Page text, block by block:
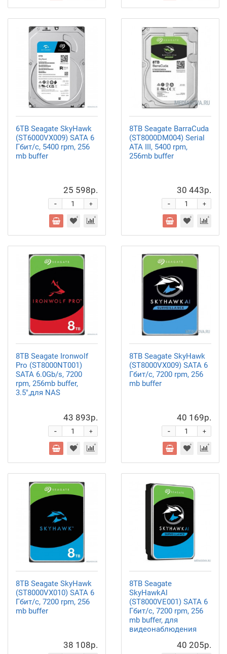
6TB Seagate SkyHawk
(ST6000VX009) SATA 6
Гбит/с, 5400 rpm, 256
mb buffer
25 598р.
+
-
8TB Seagate BarraCuda
(ST8000DM004) Serial
ATA III, 5400 rpm,
256mb buffer
30 443р.
+
-
8TB Seagate Ironwolf
Pro (ST8000NT001)
SATA 6.0Gb/s, 7200
rpm, 256mb buffer,
3.5",для NAS
43 893р.
+
-
8TB Seagate SkyHawk
(ST8000VX009) SATA 6
Гбит/с, 7200 rpm, 256
mb buffer
40 169р.
+
-
8TB Seagate SkyHawk
(ST8000VX010) SATA 6
Гбит/с, 7200 rpm, 256
mb buffer
38 108р.
8TB Seagate
SkyHawkAl
(ST8000VE001) SATA 6
Гбит/с, 7200 rpm, 256
mb buffer, для
видеонаблюдения
40 205р.